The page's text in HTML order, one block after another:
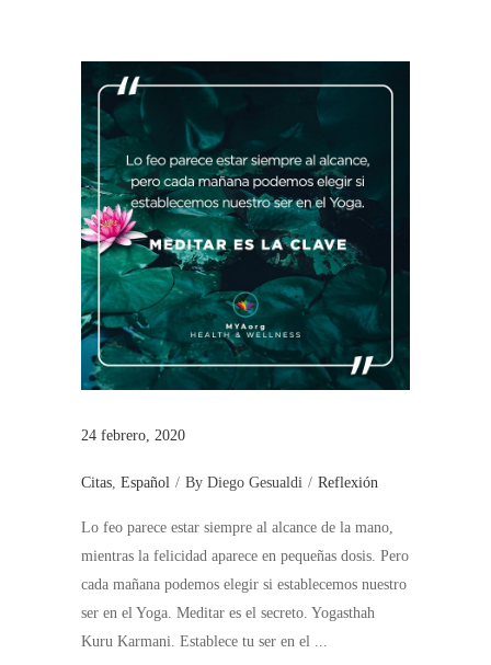
24 febrero, 2020
Citas, Español By Diego Gesualdi Reflexión
Lo feo parece estar siempre al alcance de la mano,
mientras la felicidad aparece en pequeñas dosis. Pero
cada mañana podemos elegir si establecemos nuestro
ser en el Yoga. Meditar es el secreto. Yogasthah
Kuru Karmani. Establece tu ser en el